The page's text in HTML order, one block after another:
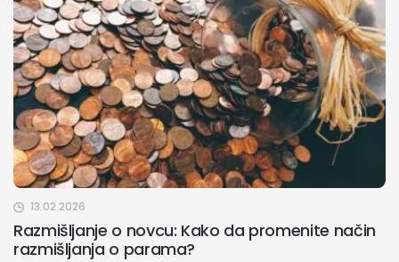
13.02.2026
Razmišljanje o novcu: Kako da promenite način
razmišljanja o parama?